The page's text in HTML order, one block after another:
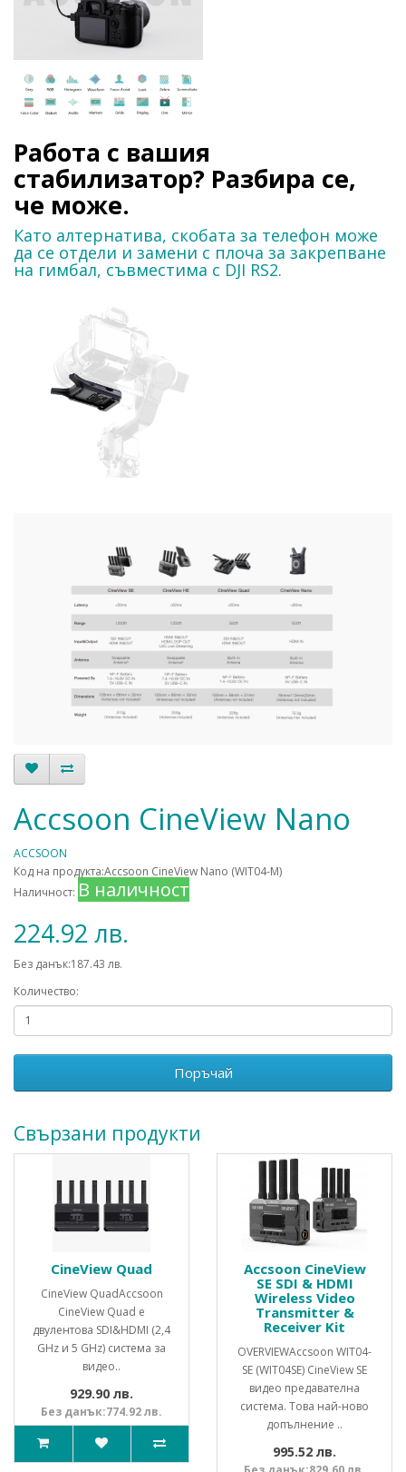
Работа с вашия
стабилизатор? Разбира се,
че може.
Като алтернатива, скобата за телефон може
да се отдели и замени с плоча за закрепване
на гимбал, съвместима с DJI RS2.
Accsoon CineView Nano
ACCSOON
Код на продукта:Accsoon CineView Nano (WIT04-M)
Наличност: В наличност
224.92 лв.
Без данък:187.43 лв.
Количество:
Поръчай
Свързани продукти
CineView Quad
CineView QuadAccsoon
CineView Quad е
двулентова SDI&HDMI (2,4
GHz и 5 GHz) система за
видео..
929.90 лв.
Без данък:774.92 лв.
Accsoon CineView
SE SDI & HDMI
Wireless Video
Transmitter &
Receiver Kit
OVERVIEWAccsoon WIT04-
SE (WIT04SE) CineView SE
видео предавателна
система. Това най-ново
допълнение ..
995.52 лв.